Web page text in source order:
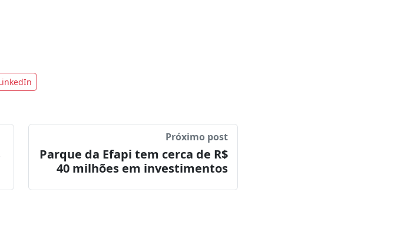
Net, Slaviero Hotéis e Prefeitura Municipal